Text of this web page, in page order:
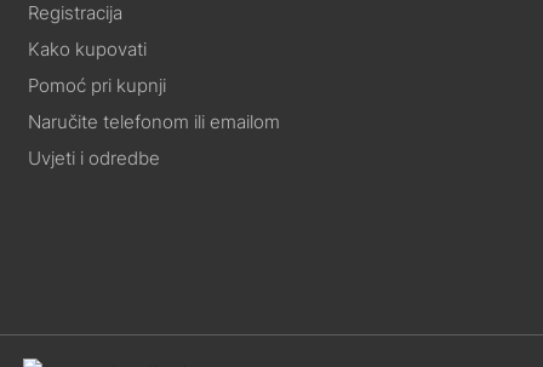
Registracija
Kako kupovati
Pomoć pri kupnji
Naručite telefonom ili emailom
Uvjeti i odredbe